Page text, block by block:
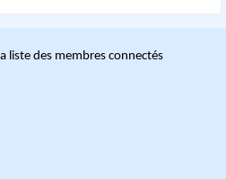
liste des membres connectés